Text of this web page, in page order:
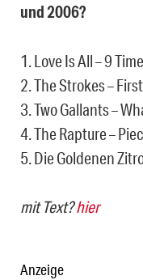
und 2006?
1. Love Is All – 9
2. The Strokes –
3. Two Gallants –
4. The Rapture –
5. Die Goldenen
mit Text?hier
Anzeige